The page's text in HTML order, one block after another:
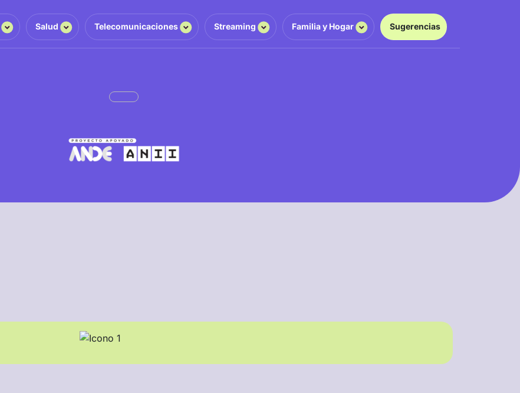
Salud Telecomunicaciones Streaming Familia y Hogar Sugerencias